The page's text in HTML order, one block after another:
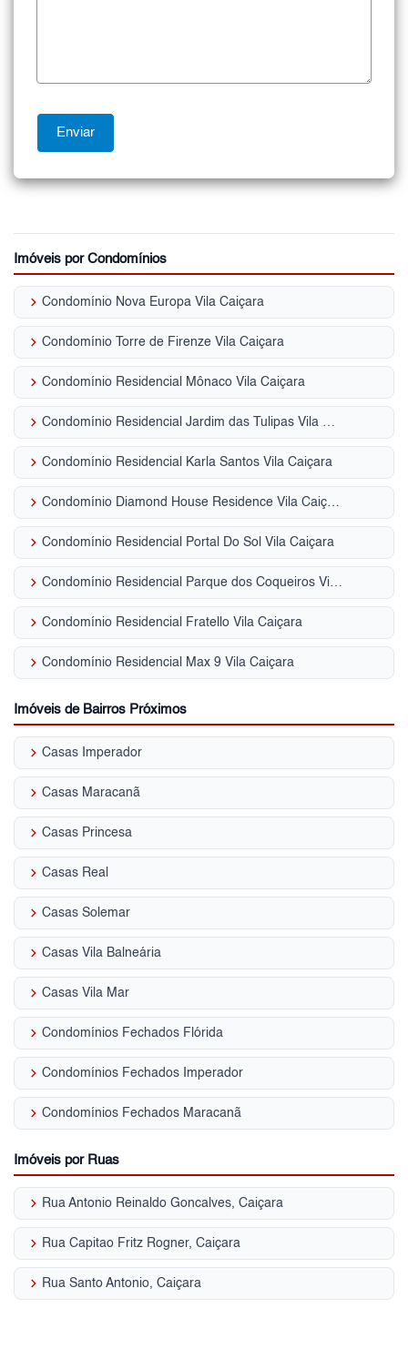
Imóveis por Condomínios
keyboard_arrow_right Condomínio Nova Europa Vila Caiçara
keyboard_arrow_right Condomínio Torre de Firenze Vila Caiçara
keyboard_arrow_right Condomínio Residencial Mônaco Vila Caiçara
keyboard_arrow_right Condomínio Residencial Jardim das Tulipas Vila Caiçara
keyboard_arrow_right Condomínio Residencial Karla Santos Vila Caiçara
keyboard_arrow_right Condomínio Diamond House Residence Vila Caiçara
keyboard_arrow_right Condomínio Residencial Portal Do Sol Vila Caiçara
keyboard_arrow_right Condomínio Residencial Parque dos Coqueiros Vila Caiçara
keyboard_arrow_right Condomínio Residencial Fratello Vila Caiçara
keyboard_arrow_right Condomínio Residencial Max 9 Vila Caiçara
Imóveis de Bairros Próximos
keyboard_arrow_right Casas Imperador
keyboard_arrow_right Casas Maracanã
keyboard_arrow_right Casas Princesa
keyboard_arrow_right Casas Real
keyboard_arrow_right Casas Solemar
keyboard_arrow_right Casas Vila Balneária
keyboard_arrow_right Casas Vila Mar
keyboard_arrow_right Condomínios Fechados Flórida
keyboard_arrow_right Condomínios Fechados Imperador
keyboard_arrow_right Condomínios Fechados Maracanã
Imóveis por Ruas
keyboard_arrow_right Rua Antonio Reinaldo Goncalves, Caiçara
keyboard_arrow_right Rua Capitao Fritz Rogner, Caiçara
keyboard_arrow_right Rua Santo Antonio, Caiçara